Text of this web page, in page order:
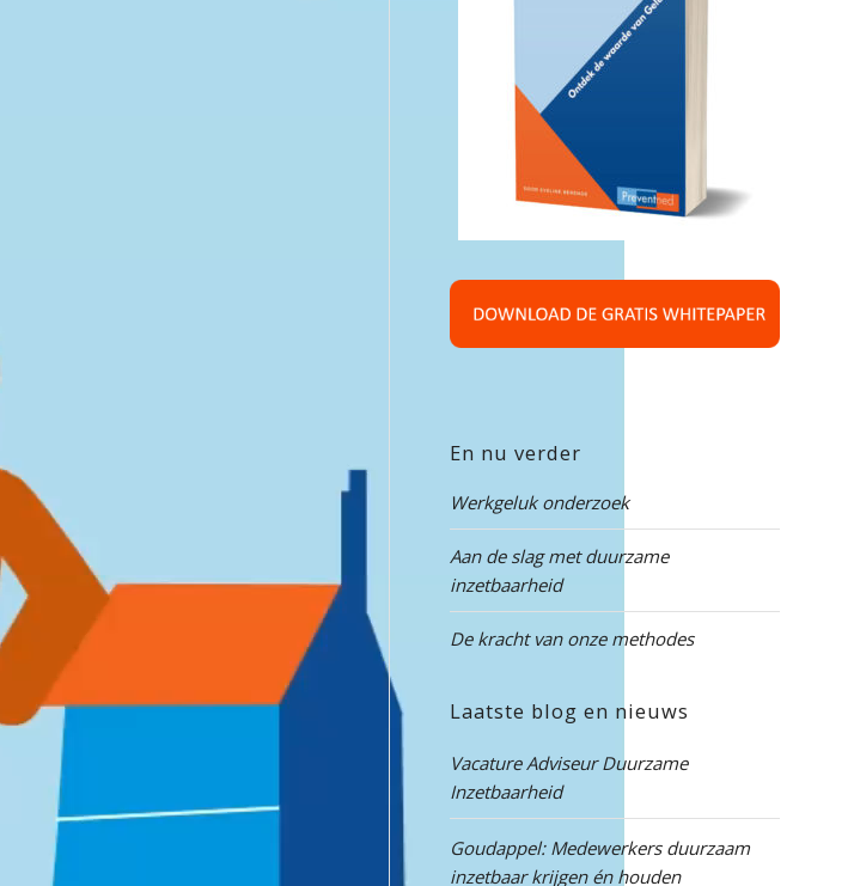
En nu verder
Werkgeluk onderzoek
Aan de slag met duurzame
inzetbaarheid
De kracht van onze methodes
Laatste blog en nieuws
Vacature Adviseur Duurzame
Inzetbaarheid
Goudappel: Medewerkers duurzaam
inzetbaar krijgen én houden